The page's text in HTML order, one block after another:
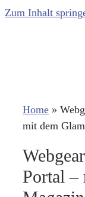
Zum Inhalt
Home »
mit dem
Portal –